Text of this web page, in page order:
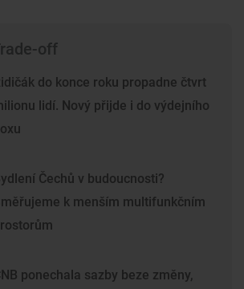
off
do konce roku propadne čtvrt
lidí. Nový přijde i do výdejního
Čechů v budoucnosti?
k menším multifunkčním
ponechala sazby beze změny,